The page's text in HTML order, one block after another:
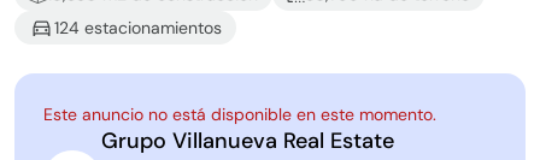
124 estacionamientos
Este anuncio no está disponible en este momento.
Grupo Villanueva Real Estate